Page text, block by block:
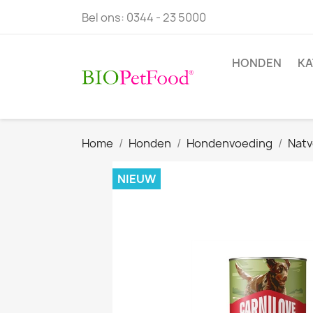
Bel ons: 0344 - 23 5000
HONDEN
Home Honden Hondenvoeding
NIEUW